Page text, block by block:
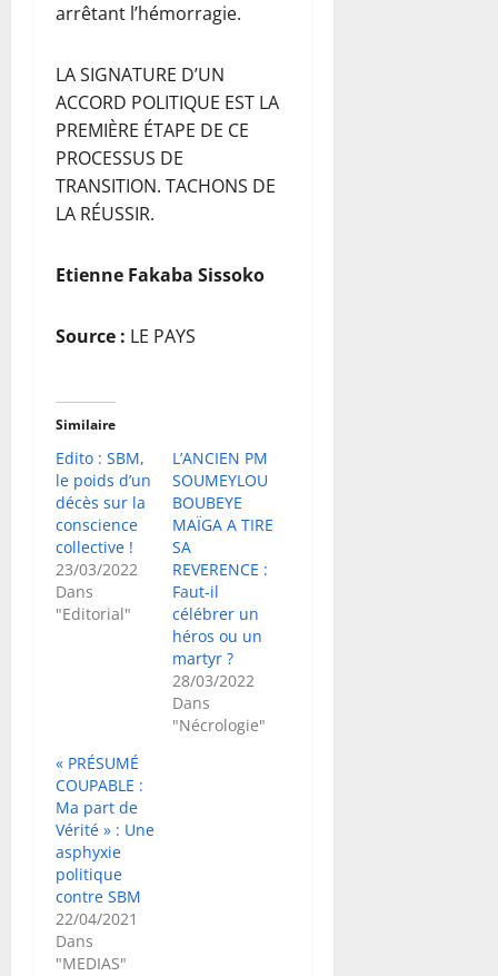
arrêtant l’hémorragie.
LA SIGNATURE D’UN
ACCORD POLITIQUE EST LA
PREMIÈRE ÉTAPE DE CE
PROCESSUS DE
TRANSITION. TACHONS DE
LA RÉUSSIR.
Etienne Fakaba Sissoko
Source : LE PAYS
Similaire
Edito : SBM,
le poids d’un
décès sur la
conscience
collective !
23/03/2022
Dans
"Editorial"
L’ANCIEN PM
SOUMEYLOU
BOUBEYE
MAÏGA A TIRE
SA
REVERENCE :
Faut-il
célébrer un
héros ou un
martyr ?
28/03/2022
Dans
"Nécrologie"
« PRÉSUMÉ
COUPABLE :
Ma part de
Vérité » : Une
asphyxie
politique
contre SBM
22/04/2021
Dans
"MEDIAS"